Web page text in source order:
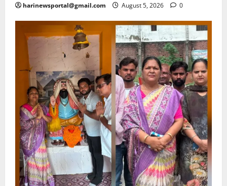
harinewsportal@gmail.com August 5, 2026 0